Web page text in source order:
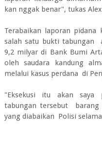
kan nggak benar", tukas
Terabaikan laporan pidana
salah satu bukti tabungan
9,2 milyar di Bank Bumi
oleh saudara kandung
melalui kasus perdana di
"Eksekusi itu akan saya
tabungan tersebut barang
yang diabaikan Polisi